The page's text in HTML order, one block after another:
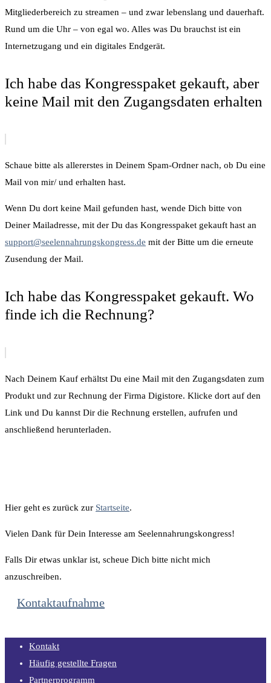
Mitgliederbereich zu streamen – und zwar lebenslang und dauerhaft.
Rund um die Uhr – von egal wo. Alles was Du brauchst ist ein
Internetzugang und ein digitales Endgerät.
Ich habe das Kongresspaket gekauft, aber
keine Mail mit den Zugangsdaten erhalten
Schaue bitte als allererstes in Deinem Spam-Ordner nach, ob Du eine
Mail von mir/ und erhalten hast.
Wenn Du dort keine Mail gefunden hast, wende Dich bitte von
Deiner Mailadresse, mit der Du das Kongresspaket gekauft hast an
support@seelennahrungskongress.de mit der Bitte um die erneute
Zusendung der Mail.
Ich habe das Kongresspaket gekauft. Wo
finde ich die Rechnung?
Nach Deinem Kauf erhältst Du eine Mail mit den Zugangsdaten zum
Produkt und zur Rechnung der Firma Digistore. Klicke dort auf den
Link und Du kannst Dir die Rechnung erstellen, aufrufen und
anschließend herunterladen.
Hier geht es zurück zur Startseite.
Vielen Dank für Dein Interesse am Seelennahrungskongress!
Falls Dir etwas unklar ist, scheue Dich bitte nicht mich
anzuschreiben.
Kontaktaufnahme
Kontakt
Häufig gestellte Fragen
Partnerprogramm